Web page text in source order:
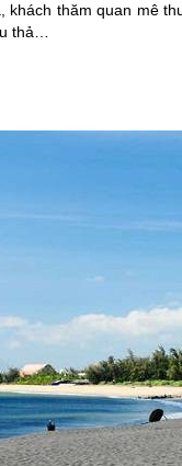
khách thăm quan mê
thả…